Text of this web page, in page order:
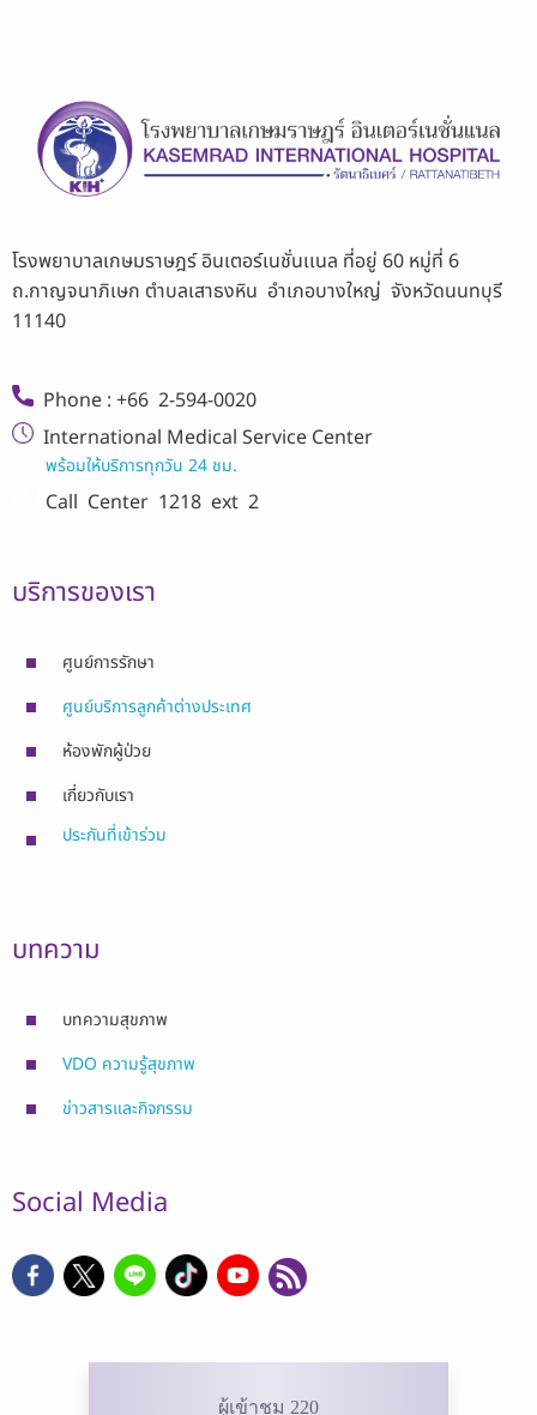
โรงพยาบาลเกษมราษฎร์ อินเตอร์เนชั่นเเนล ที่อยู่ 60 หมู่ที่ 6
ถ.กาญจนาภิเษก ตำบลเสาธงหิน อำเภอบางใหญ่ จังหวัดนนทบุรี
11140
Phone : +66 2-594-0020
International Medical Service Center
พร้อมให้บริการทุกวัน 24 ชม.
Call Center 1218 ext 2
บริการของเรา
ศูนย์การรักษา
ศูนย์บริการลูกค้าต่างประเทศ
ห้องพักผู้ป่วย
เกี่ยวกับเรา
ประกันที่เข้าร่วม
บทความ
บทความสุขภาพ
VDO ความรู้สุขภาพ
ข่าวสารและกิจกรรม
Social Media
ผู้เข้าชม 220